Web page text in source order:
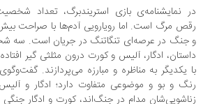
نمایشنامه‌ی بازی استریندبرگ، تعداد شخصیت‌ها
مرگ است. اما رویارویی آدم‌ها با صراحت بیش‌تری
در عرصه‌ای تنگاتنگ در جریان است. سه شخصیت
ادگار، آلیس و کورت درون مثلثی گیر افتاده‌اند و
یکدیگر به مناظره و مبارزه می‌پردازند. گفت‌وگوی هر
و بو و موضوعی متفاوت دارد؛ ادگار و آلیس
مدام در جنگ‌اند، کورت و ادگار جنگی فلسفی